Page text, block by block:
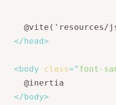
@vite('resources/
</head>
<body class=" font-
    @inertia
</body>